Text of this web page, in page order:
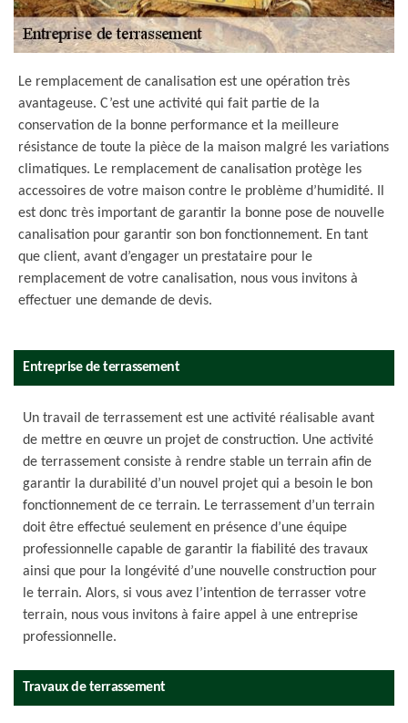
Le remplacement de canalisation est une opération très
avantageuse. C’est une activité qui fait partie de la
conservation de la bonne performance et la meilleure
résistance de toute la pièce de la maison malgré les variations
climatiques. Le remplacement de canalisation protège les
accessoires de votre maison contre le problème d’humidité. Il
est donc très important de garantir la bonne pose de nouvelle
canalisation pour garantir son bon fonctionnement. En tant
que client, avant d’engager un prestataire pour le
remplacement de votre canalisation, nous vous invitons à
effectuer une demande de devis.
Entreprise de terrassement
Un travail de terrassement est une activité réalisable avant
de mettre en œuvre un projet de construction. Une activité
de terrassement consiste à rendre stable un terrain afin de
garantir la durabilité d’un nouvel projet qui a besoin le bon
fonctionnement de ce terrain. Le terrassement d’un terrain
doit être effectué seulement en présence d’une équipe
professionnelle capable de garantir la fiabilité des travaux
ainsi que pour la longévité d’une nouvelle construction pour
le terrain. Alors, si vous avez l’intention de terrasser votre
terrain, nous vous invitons à faire appel à une entreprise
professionnelle.
Travaux de terrassement